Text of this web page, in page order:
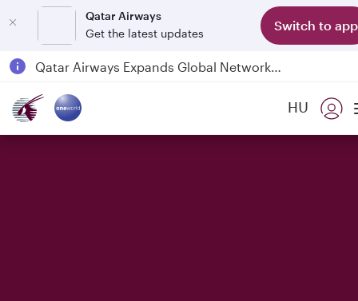
Qatar Airways
Get the latest updates
Switch to app
Passengers flying between Doha and Auckland on QR914 and QR915
18 June 2026: Updates on Travelling with Power Banks
HU